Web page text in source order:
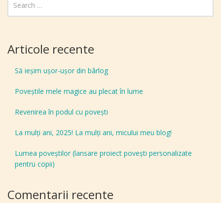
Articole recente
Să ieșim ușor-ușor din bârlog
Poveștile mele magice au plecat în lume
Revenirea în podul cu povești
La mulți ani, 2025! La mulți ani, micului meu blog!
Lumea poveștilor (lansare proiect povești personalizate
pentru copii)
Comentarii recente